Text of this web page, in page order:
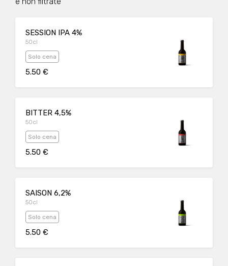
SESSION IPA 4%
50cl
Solo cena
5.50 €
BITTER 4,5%
50cl
Solo cena
5.50 €
SAISON 6,2%
50cl
Solo cena
5.50 €